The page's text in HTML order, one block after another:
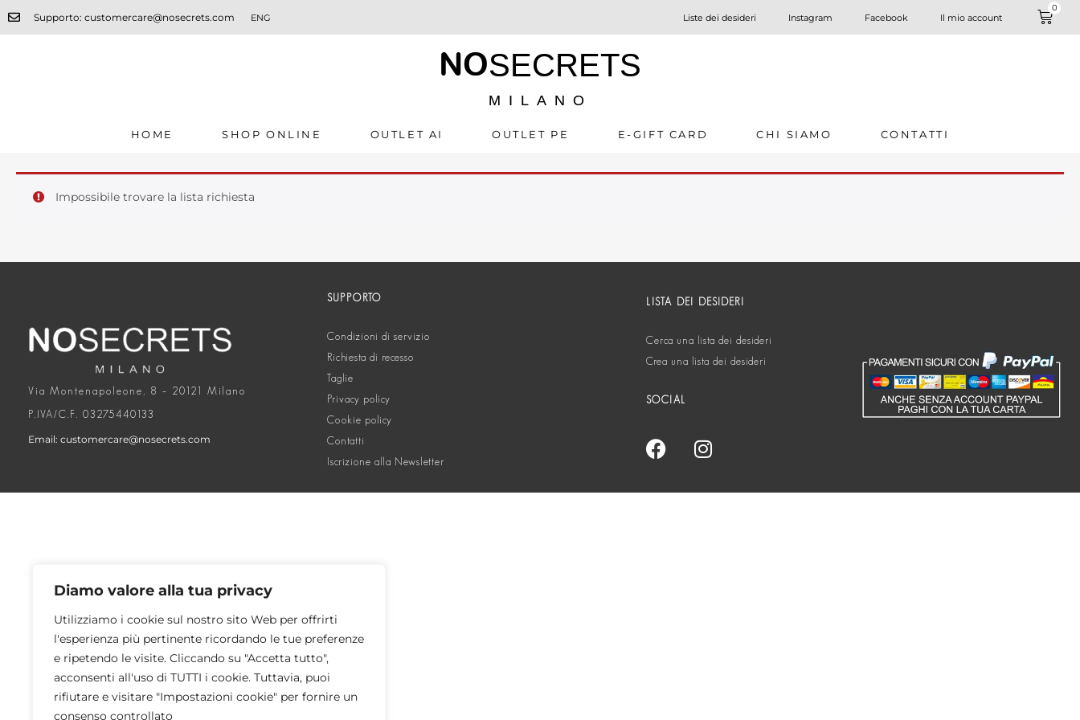
Diamo valore alla tua privacy
Utilizziamo i cookie sul nostro sito Web per offrirti
l'esperienza più pertinente ricordando le tue preferenze
e ripetendo le visite. Cliccando su "Accetta tutto",
acconsenti all'uso di TUTTI i cookie. Tuttavia, puoi
rifiutare e visitare "Impostazioni cookie" per fornire un
consenso controllato
Supporto: customercare@nosecrets.com ENG Liste dei desideri Instagram Facebook Il mio account
0
NOSECRETS
MILANO
HOME SHOP ONLINE OUTLET AI OUTLET PE E-GIFT CARD CHI SIAMO CONTATTI
Impossibile trovare la lista richiesta
Via Montenapoleone, 8 – 20121 Milano
P.IVA/C.F. 03275440133
Email: customercare@nosecrets.com
SUPPORTO
Condizioni di servizio
Richiesta di recesso
Taglie
Privacy policy
Cookie policy
Contatti
Iscrizione alla Newsletter
LISTA DEI DESIDERI
Cerca una lista dei desideri
Crea una lista dei desideri
SOCIAL